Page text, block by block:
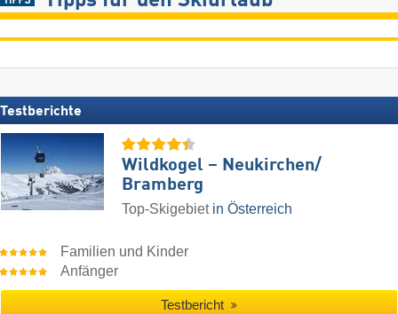
Testberichte
Wildkogel – Neukirchen/​
Bramberg
Top-Skigebiet in Österreich
Familien und Kinder
Anfänger
Testbericht